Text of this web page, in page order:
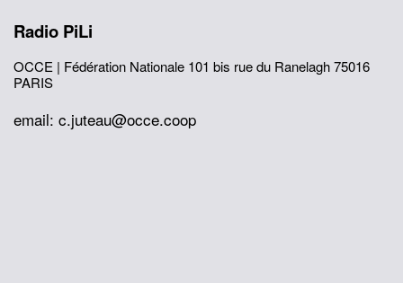
Radio PiLi
OCCE | Fédération Nationale 101 bis rue du Ranelagh75016
PARIS
email: c.juteau@occe.coop